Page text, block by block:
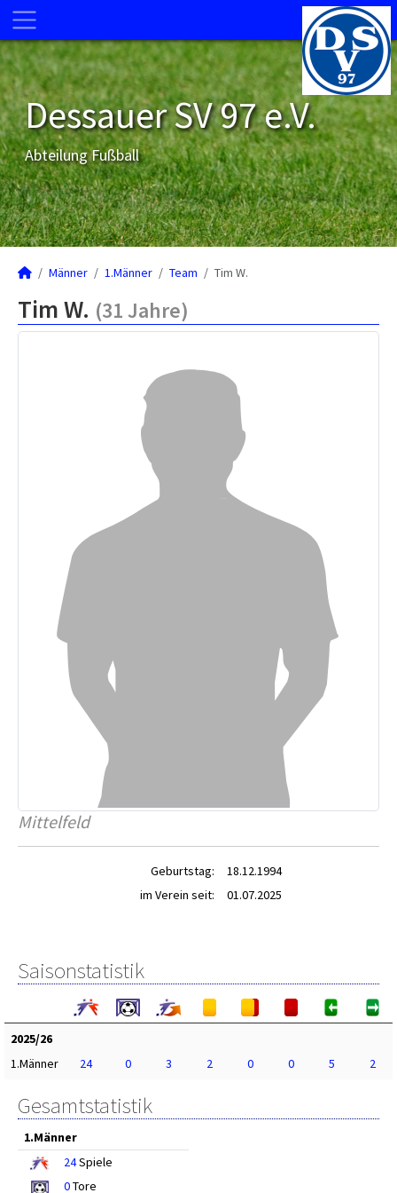
Dessauer SV 97 e.V.
Abteilung Fußball
Männer 1.Männer Team Tim W.
Tim W. (31 Jahre)
Mittelfeld
Geburtstag:
18.12.1994
im Verein seit:
01.07.2025
Saisonstatistik
2025/26
1.Männer
24 0 3 2 0 0 5 2
Gesamtstatistik
1.Männer
24Spiele
0Tore